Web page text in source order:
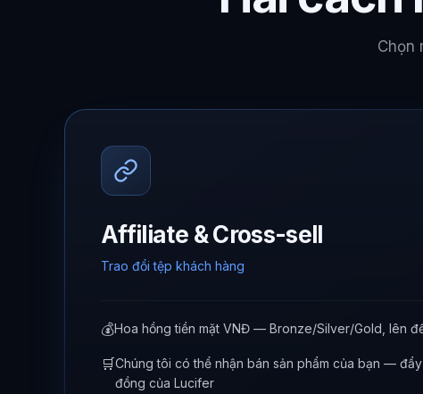
Chọn
Affiliate & Cross-sell
Trao đổi tệp khách hàng
💰Hoa hồng tiền mặt VNĐ — Bronze/Silver/Gold, lên
🛒Chúng tôi có thể nhận bán sản phẩm của bạn —
đồng của Lucifer